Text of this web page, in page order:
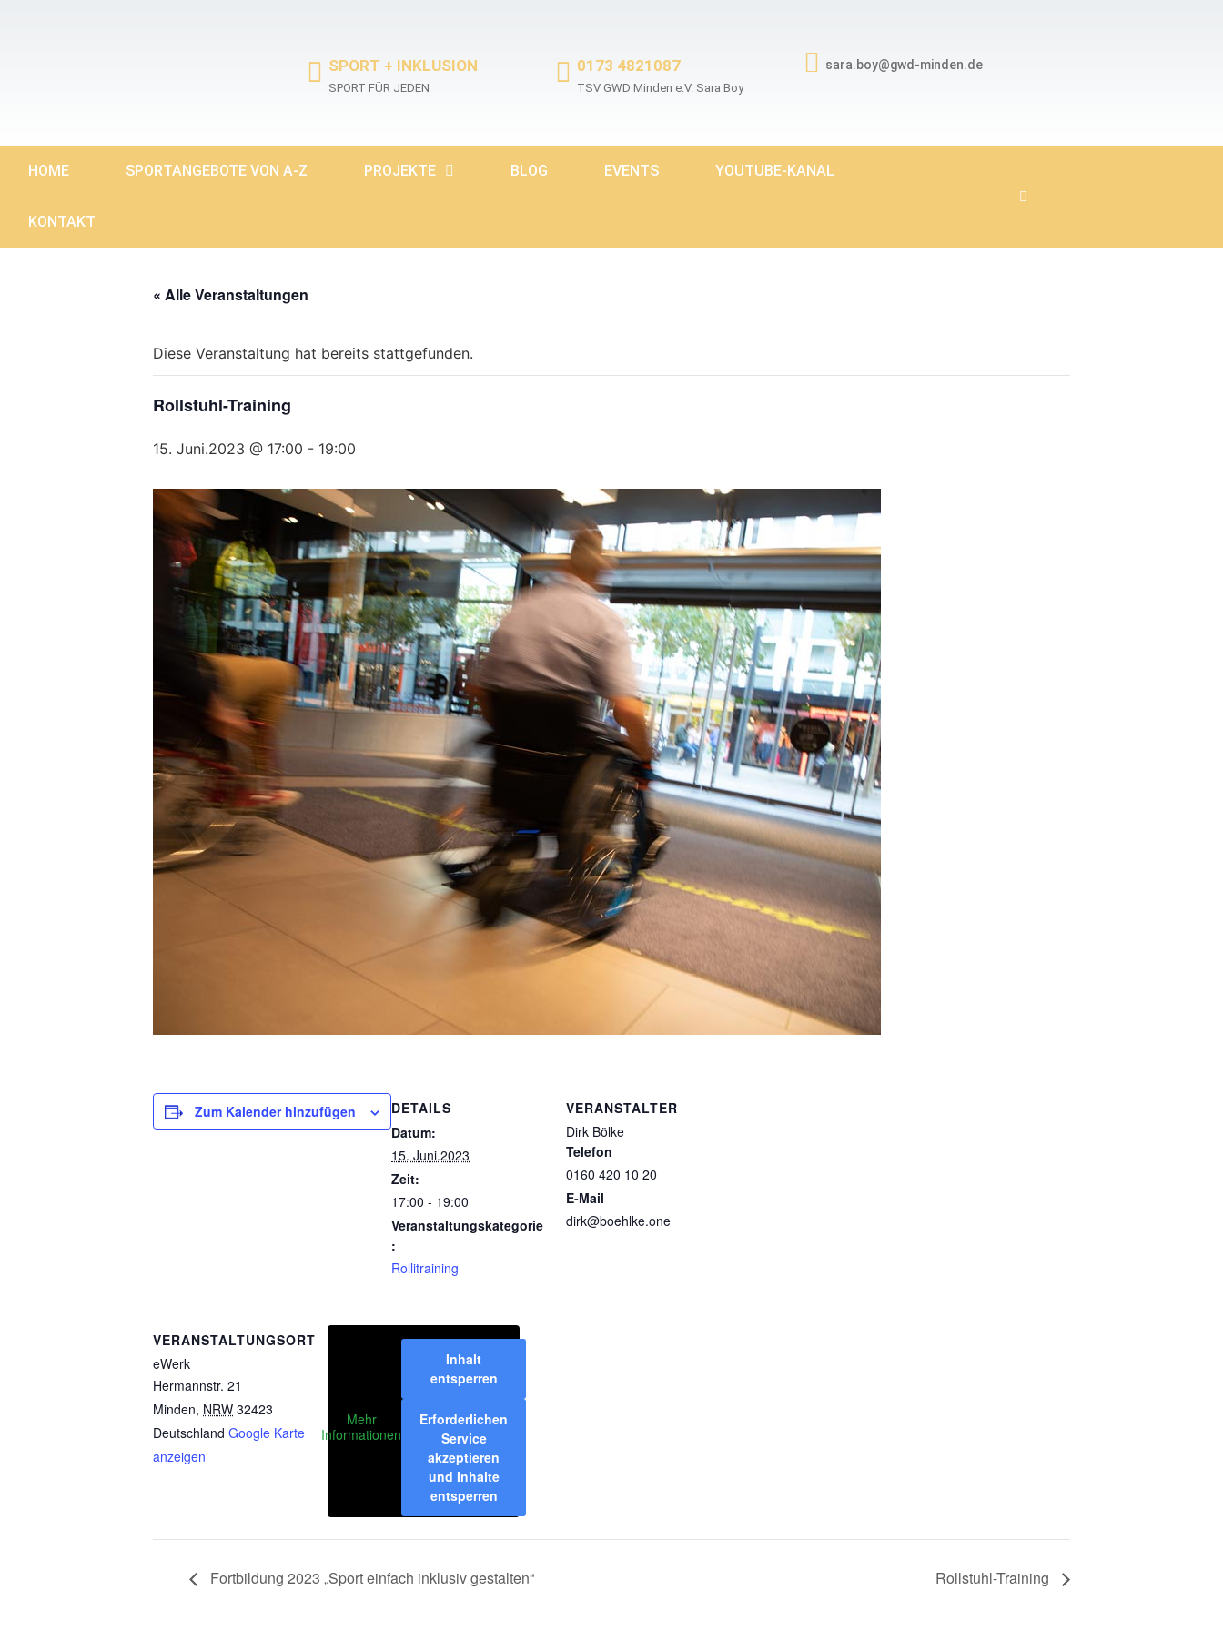
SPORT + INKLUSION
SPORT FÜR JEDEN
0173 4821087
TSV GWD Minden e.V. Sara Boy
sara.boy@gwd-minden.de
HOME SPORTANGEBOTE VON A-Z PROJEKTE BLOG EVENTS YOUTUBE-KANAL
KONTAKT
« Alle Veranstaltungen
Diese Veranstaltung hat bereits stattgefunden.
Rollstuhl-Training
15. Juni.2023 @ 17:00 - 19:00
Zum Kalender hinzufügen
DETAILS
Datum:
15. Juni.2023
Zeit:
17:00 - 19:00
Veranstaltungskategorie
:
Rollitraining
VERANSTALTER
Dirk Bölke
Telefon
0160 420 10 20
E-Mail
dirk@boehlke.one
VERANSTALTUNGSORT
eWerk
Hermannstr. 21
Minden, NRW 32423
Deutschland Google Karte
anzeigen
Mehr
Informationen
Inhalt
entsperren
Erforderlichen
Service
akzeptieren
und Inhalte
entsperren
Fortbildung 2023 „Sport einfach inklusiv gestalten“ Rollstuhl-Training